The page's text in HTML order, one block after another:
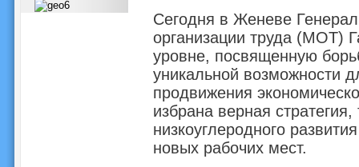
Сегодня в Женеве
организации труда (МОТ)
уровне, посвященную
уникальной возможности
продвижения
избрана верная
низкоуглеродного
новых рабочих мест.